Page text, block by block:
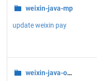
weixin-java-mp
update weixin pay
weixin-java-open